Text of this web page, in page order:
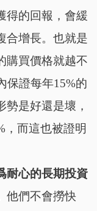
得的回報，會緩
合增長。也就是
購買價格就越不
保證每年15%的
是好還是壞，
，而這也被證明
耐心的長期投資
他們不會撈快